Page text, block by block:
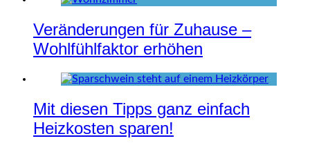
Veränderungen für Zuhause –
Wohlfühlfaktor erhöhen
Mit diesen Tipps ganz einfach
Heizkosten sparen!